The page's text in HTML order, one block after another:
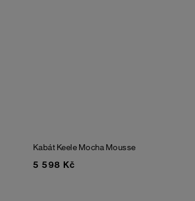
Kabát Keele Mocha Mousse
5 598 Kč